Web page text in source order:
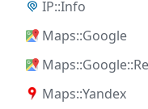
IP::Info
Maps::Google
Maps::Yandex